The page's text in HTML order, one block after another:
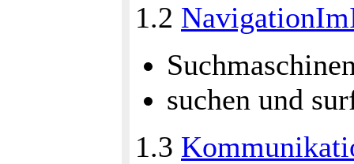
1.2
suchen und
1.3